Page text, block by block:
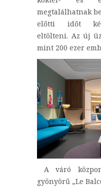
megtalálhatnak
előtti időt
eltölteni. Az új
mint 200 ezer
A váró
gyönyörű „Le